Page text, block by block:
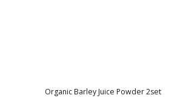
Organic Barley Juice Powder 2set